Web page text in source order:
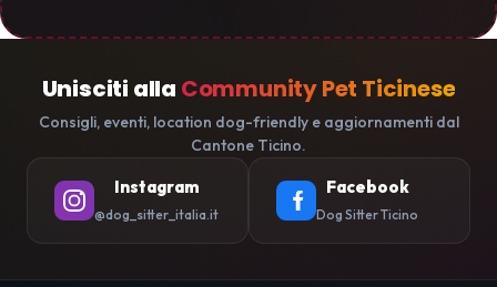
Unisciti alla Community Pet Ticinese
Consigli, eventi, location dog-friendly e aggiornamenti dal
Cantone Ticino.
Instagram
@dog_sitter_italia.it
Facebook
Dog Sitter Ticino